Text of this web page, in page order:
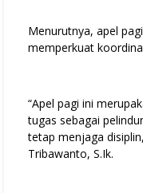
Menurutnya, apel
memperkuat
“Apel pagi ini
tugas sebagai
tetap menjaga
Tribawanto, S.Ik.